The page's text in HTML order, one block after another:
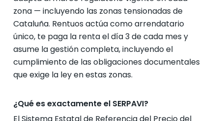
zona — incluyendo las zonas tensionadas de
Cataluña. Rentuos actúa como arrendatario
único, te paga la renta el día 3 de cada mes y
asume la gestión completa, incluyendo el
cumplimiento de las obligaciones documentales
que exige la ley en estas zonas.
¿Qué es exactamente el SERPAVI?